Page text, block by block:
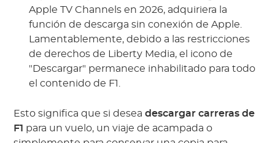
Apple TV Channels en 2026, adquiriera la
función de descarga sin conexión de Apple.
Lamentablemente, debido a las restricciones
de derechos de Liberty Media, el icono de
"Descargar" permanece inhabilitado para todo
el contenido de F1.
Esto significa que si deseadescargar carreras de
F1 para un vuelo, un viaje de acampada o